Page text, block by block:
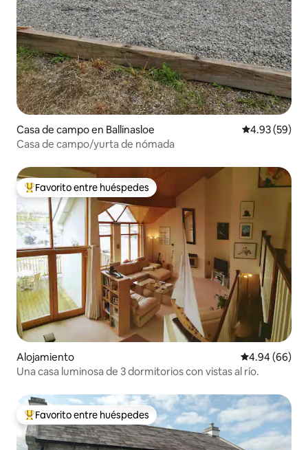
Casa de campo en Ballinasloe Calificación
4.93 (59)
Casa de campo/yurta de nómada
Favorito entre huéspedes preferido
Favorito entre huéspedes
Alojamiento Calificación
4.94 (66)
Una casa luminosa de 3 dormitorios con vistas al río.
Favorito entre huéspedes preferido
Favorito entre huéspedes